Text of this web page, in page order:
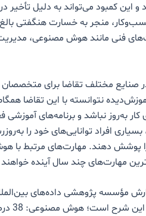
و این کمبود می‌تواند به دلیل
فنی مانند هوش مصنوعی،
مختلف تقاضا برای متخصصان
نتوانسته با این تقاضا
به‌روز نباشد و برنامه‌های آموزشی
بسیاری افراد توانایی‌های خود را
پوشش دهند. مهارت‌های مرتبط با
مهارت‌های چند سال آینده
مؤسسه پژوهشی داده‌های